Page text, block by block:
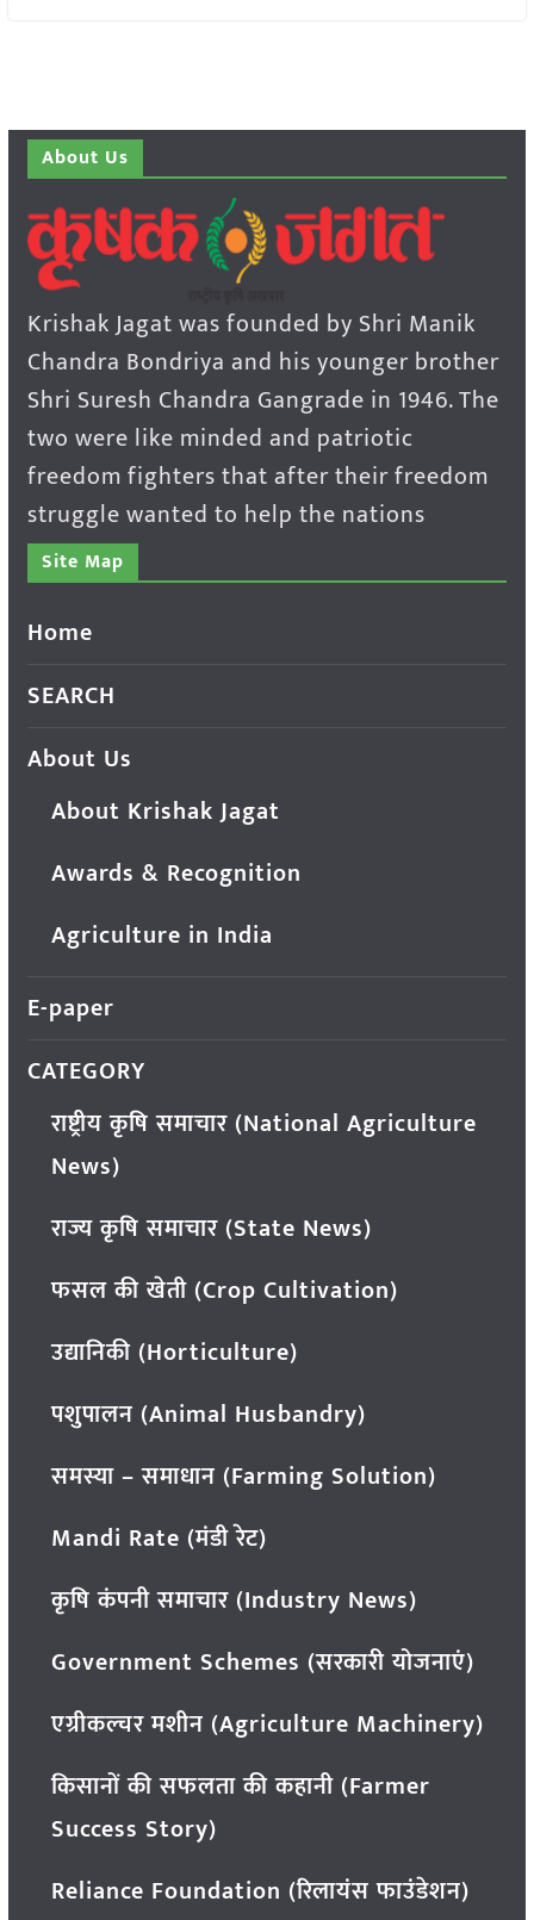
About Us
Krishak Jagat was founded by Shri Manik
Chandra Bondriya and his younger brother
Shri Suresh Chandra Gangrade in 1946. The
two were like minded and patriotic
freedom fighters that after their freedom
struggle wanted to help the nations
Site Map
Home
SEARCH
About Us
About Krishak Jagat
Awards & Recognition
Agriculture in India
E-paper
CATEGORY
राष्ट्रीय कृषि समाचार (National Agriculture
News)
राज्य कृषि समाचार (State News)
फसल की खेती (Crop Cultivation)
उद्यानिकी (Horticulture)
पशुपालन (Animal Husbandry)
समस्या – समाधान (Farming Solution)
Mandi Rate (मंडी रेट)
कृषि कंपनी समाचार (Industry News)
Government Schemes (सरकारी योजनाएं)
एग्रीकल्चर मशीन (Agriculture Machinery)
किसानों की सफलता की कहानी (Farmer
Success Story)
Reliance Foundation (रिलायंस फाउंडेशन)